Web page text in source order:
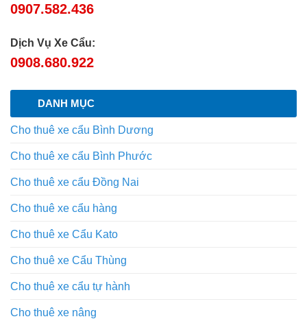
0907.582.436
Dịch Vụ Xe Cẩu:
0908.680.922
DANH MỤC
Cho thuê xe cẩu Bình Dương
Cho thuê xe cẩu Bình Phước
Cho thuê xe cẩu Đồng Nai
Cho thuê xe cẩu hàng
Cho thuê xe Cẩu Kato
Cho thuê xe Cẩu Thùng
Cho thuê xe cẩu tự hành
Cho thuê xe nâng